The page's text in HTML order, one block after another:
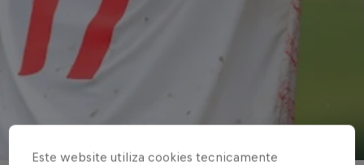
Este website utiliza cookies tecnicamente